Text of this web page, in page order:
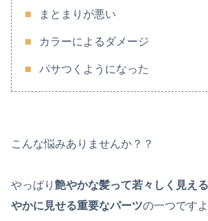
まとまりが悪い
カラーによるダメージ
パサつくようになった
こんな悩みありませんか？？
やっぱり 艶やかな髪って若々しく見える
やかに見せる重要なパーツの一つですよ